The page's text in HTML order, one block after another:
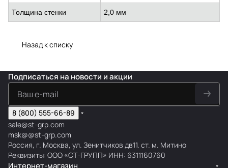
Толщина стенки 2,0 мм
Назад к списку
Подписаться на новости и акции
8 (800) 555-66-89
sale@st-grp.com
msk@@st-grp.com
Россия, г. Москва, ул. Зенитчиков дв11. ст. м. Митино
Реквизиты: ООО «СТ-ГРУПП» ИНН: 6311160760
Интернет-магазин